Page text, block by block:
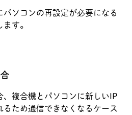
ソコンの再設定が必要になる
す。
、複合機とパソコンに新しいIP
るため通信できなくなるケース